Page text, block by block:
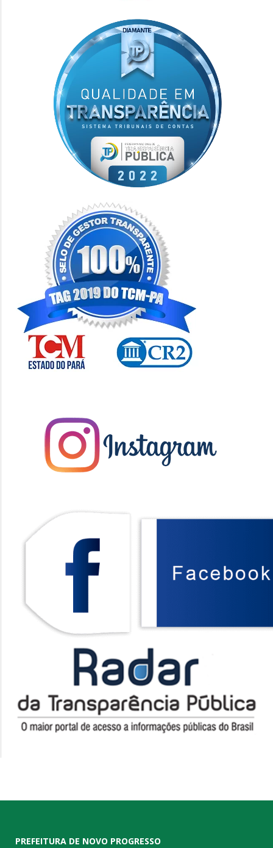
PREFEITURA DE NOVO PROGRESSO